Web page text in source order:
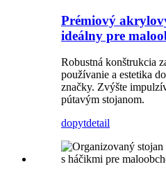
Prémiový
ideálny pre
Robustná konštrukcia
používanie a estetika
značky. Zvýšte
pútavým stojanom.
dopytdetail